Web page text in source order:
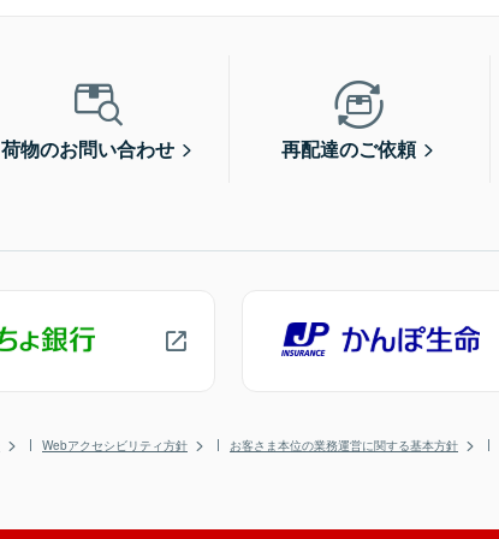
荷物のお問い合わせ 再配達のご依頼
Webアクセシビリティ方針 お客さま本位の業務運営に関する基本方針